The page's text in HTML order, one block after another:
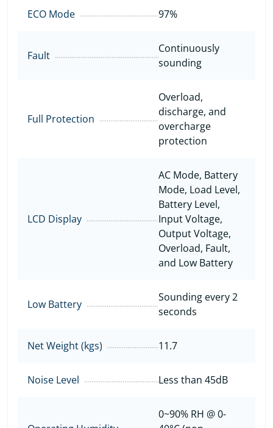
ECO Mode 97%
Fault
Continuously
sounding
Full Protection
Overload,
discharge, and
overcharge
protection
LCD Display
AC Mode, Battery
Mode, Load Level,
Battery Level,
Input Voltage,
Output Voltage,
Overload, Fault,
and Low Battery
Low Battery
Sounding every 2
seconds
Net Weight (kgs) 11.7
Noise Level Less than 45dB
0~90% RH @ 0-